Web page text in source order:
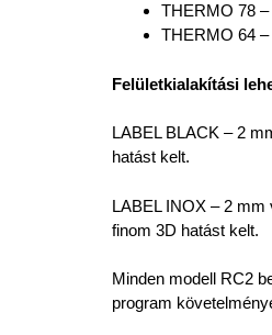
THERMO 78
THERMO 64
Felületkialakítási
LABEL BLACK – 2
hatást kelt.
LABEL INOX – 2 mm
finom 3D hatást kelt.
Minden modell RC2
program